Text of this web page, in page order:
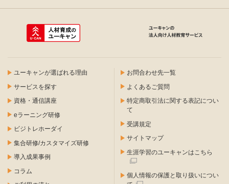
ユーキャンが選ばれる理由
サービスを探す
資格・通信講座
eラーニング研修
ビジトレホーダイ
集合研修/カスタマイズ研修
導入成果事例
コラム
お問合わせ先一覧
よくあるご質問
特定商取引法に関する表記につい
て
受講規定
サイトマップ
生涯学習のユーキャンはこちら
個人情報の保護と取り扱いについ